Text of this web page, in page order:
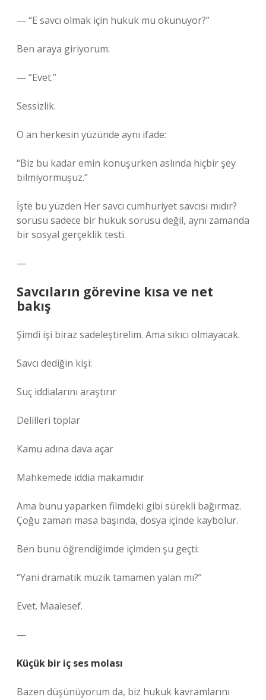
— “E savcı olmak için hukuk mu okunuyor?”
Ben araya giriyorum:
— “Evet.”
Sessizlik.
O an herkesin yüzünde aynı ifade:
“Biz bu kadar emin konuşurken aslında hiçbir şey
bilmiyormuşuz.”
İşte bu yüzden Her savcı cumhuriyet savcısı mıdır?
sorusu sadece bir hukuk sorusu değil, aynı zamanda
bir sosyal gerçeklik testi.
—
Savcıların görevine kısa ve net
bakış
Şimdi işi biraz sadeleştirelim. Ama sıkıcı olmayacak.
Savcı dediğin kişi:
Suç iddialarını araştırır
Delilleri toplar
Kamu adına dava açar
Mahkemede iddia makamıdır
Ama bunu yaparken filmdeki gibi sürekli bağırmaz.
Çoğu zaman masa başında, dosya içinde kaybolur.
Ben bunu öğrendiğimde içimden şu geçti:
“Yani dramatik müzik tamamen yalan mı?”
Evet. Maalesef.
—
Küçük bir iç ses molası
Bazen düşünüyorum da, biz hukuk kavramlarını